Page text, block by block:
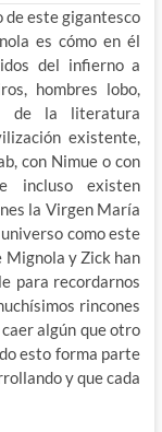
de este gigantesco
es cómo en él
del infierno a
hombres lobo,
de la literatura
existente,
con Nimue o con
incluso existen
la Virgen María
como este
Mignola y Zick han
para recordarnos
rincones
algún que otro
esto forma parte
y que cada